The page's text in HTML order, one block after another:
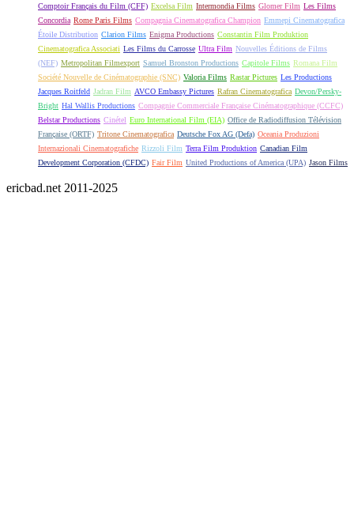
Comptoir Français du Film (CFF) Excelsa Film Intermondia Films Glomer Film Les Films
Concordia Rome Paris Films Compagnia Cinematografica Champion Emmepi Cinematografica
Étoile Distribution Clarion Films Enigma Productions Constantin Film Produktion
Cinematografica Associati Les Films du Carrosse Ultra Film Nouvelles Éditions de Films
(NEF) Metropolitan Filmexport Samuel Bronston Productions Capitole Films Romana Film
Société Nouvelle de Cinématographie (SNC) Valoria Films Rastar Pictures Les Productions
Jacques Roitfeld Jadran Film AVCO Embassy Pictures Rafran Cinematografica Devon/Persky-
Bright Hal Wallis Productions Compagnie Commerciale Française Cinématographique (CCFC)
Belstar Productions Cinétel Euro International Film (EIA) Office de Radiodiffusion Télévision
Française (ORTF) Tritone Cinematografica Deutsche Fox AG (Defa) Oceania Produzioni
Internazionali Cinematografiche Rizzoli Film Terra Film Produktion Canadian Film
Development Corporation (CFDC) Fair Film United Productions of America (UPA) Jason Films
ericbad.net 2011-2025